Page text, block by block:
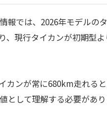
報では、2026年モデルの
、現行タイカンが初期型
カンが常に680km走れる
として理解する必要があり